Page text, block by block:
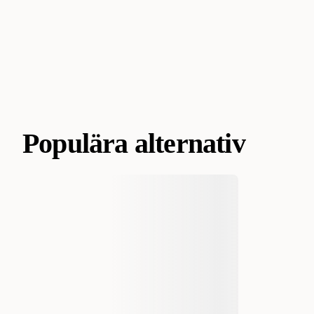
Populära alternativ